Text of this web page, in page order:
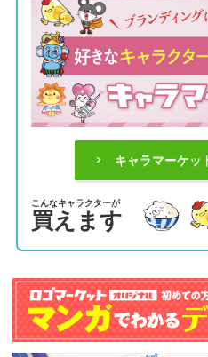
キャラマーケッ
こんなキャラクターが
買えます